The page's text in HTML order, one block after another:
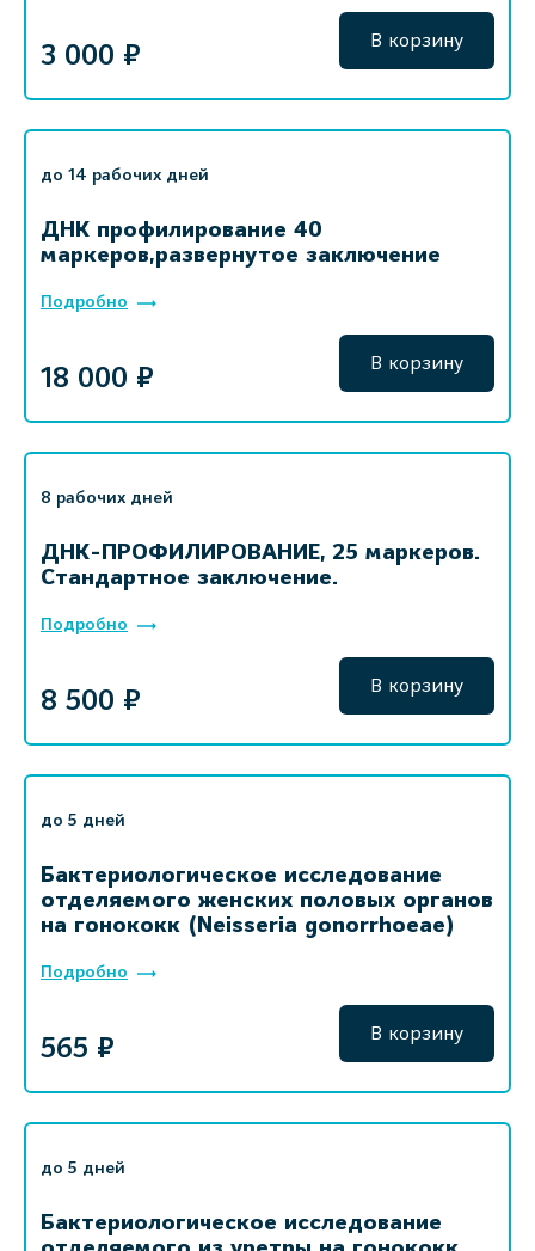
3 000 ₽ В корзину
до 14 рабочих дней
ДНК профилирование 40
маркеров,развернутое заключение
Подробно
18 000 ₽ В корзину
8 рабочих дней
ДНК-ПРОФИЛИРОВАНИЕ, 25 маркеров.
Стандартное заключение.
Подробно
8 500 ₽ В корзину
до 5 дней
Бактериологическое исследование
отделяемого женских половых органов
на гонококк (Neisseria gonorrhoeae)
Подробно
565 ₽ В корзину
до 5 дней
Бактериологическое исследование